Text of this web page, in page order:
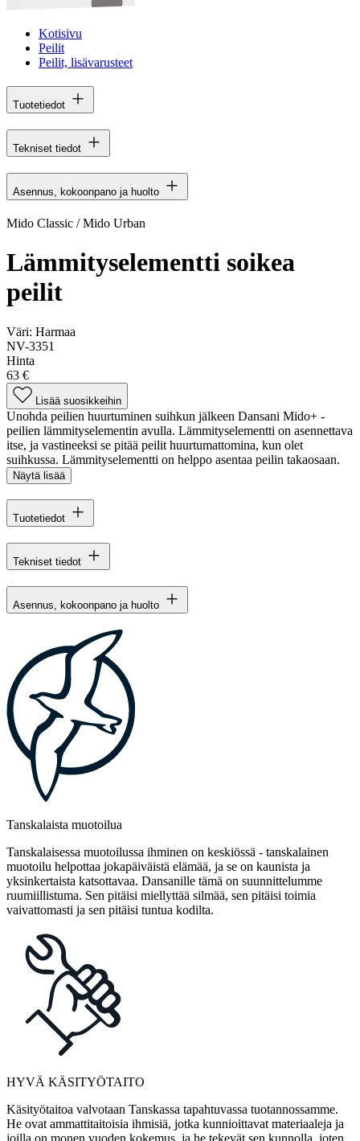
Kotisivu
Peilit
Peilit, lisävarusteet
Tuotetiedot
Tekniset tiedot
Asennus, kokoonpano ja huolto
Mido Classic / Mido Urban
Lämmityselementti soikea
peilit
Väri: Harmaa
NV-3351
Hinta
63 €
Lisää suosikkeihin
Unohda peilien huurtuminen suihkun jälkeen Dansani Mido+ -
peilien lämmityselementin avulla. Lämmityselementti on asennettava
itse, ja vastineeksi se pitää peilit huurtumattomina, kun olet
suihkussa. Lämmityselementti on helppo asentaa peilin takaosaan.
Näytä lisää
Tuotetiedot
Tekniset tiedot
Asennus, kokoonpano ja huolto
Tanskalaista muotoilua
Tanskalaisessa muotoilussa ihminen on keskiössä - tanskalainen
muotoilu helpottaa jokapäiväistä elämää, ja se on kaunista ja
yksinkertaista katsottavaa. Dansanille tämä on suunnittelumme
ruumiillistuma. Sen pitäisi miellyttää silmää, sen pitäisi toimia
vaivattomasti ja sen pitäisi tuntua kodilta.
HYVÄ KÄSITYÖTAITO
Käsityötaitoa valvotaan Tanskassa tapahtuvassa tuotannossamme.
He ovat ammattitaitoisia ihmisiä, jotka kunnioittavat materiaaleja ja